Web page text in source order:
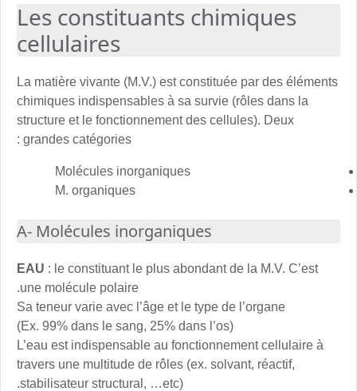
Les constituants chimiques
cellulaires
La matière vivante (M.V.) est constituée par des éléments
chimiques indispensables à sa survie (rôles dans la
structure et le fonctionnement des cellules). Deux
grandes catégories :
Molécules inorganiques
M. organiques
A- Molécules inorganiques
EAU : le constituant le plus abondant de la M.V. C’est
une molécule polaire.
Sa teneur varie avec l’âge et le type de l’organe
(Ex. 99% dans le sang, 25% dans l’os)
L’eau est indispensable au fonctionnement cellulaire à
travers une multitude de rôles (ex. solvant, réactif,
stabilisateur structural, …etc).